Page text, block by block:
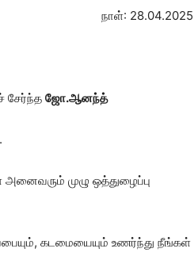
நாள்: 28.04.2025
சேர்ந்த ஜோ.ஆனந்த்
முழு ஒத்துழைப்பு
கடமையையும் உணர்ந்து நீங்கள்